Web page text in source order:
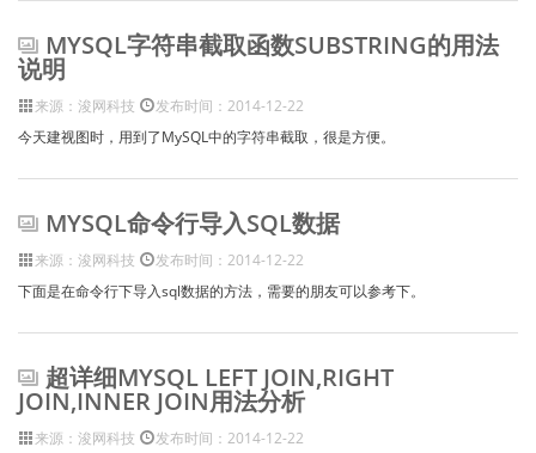
MYSQL字符串截取函数SUBSTRING的用法
说明
来源：浚网科技
发布时间：2014-12-22
今天建视图时，用到了MySQL中的字符串截取，很是方便。
MYSQL命令行导入SQL数据
来源：浚网科技
发布时间：2014-12-22
下面是在命令行下导入sql数据的方法，需要的朋友可以参考下。
超详细MYSQL LEFT JOIN,RIGHT
JOIN,INNER JOIN用法分析
来源：浚网科技
发布时间：2014-12-22